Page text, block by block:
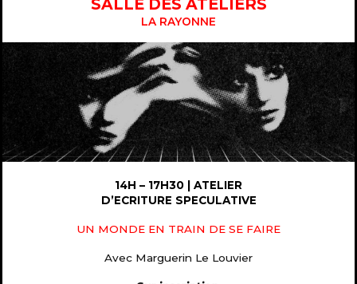
SALLE DES ATELIERS
LA RAYONNE
14H – 17H30 | ATELIER
D’ECRITURE SPECULATIVE
UN MONDE EN TRAIN DE SE FAIRE
Avec Marguerin Le Louvier